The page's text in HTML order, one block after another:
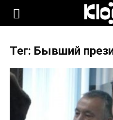
KLOOP.KG
Новости
Тег: Бывший